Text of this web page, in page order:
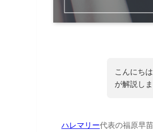
こんにち
が解説しま
ハレマリー代表の福原早苗